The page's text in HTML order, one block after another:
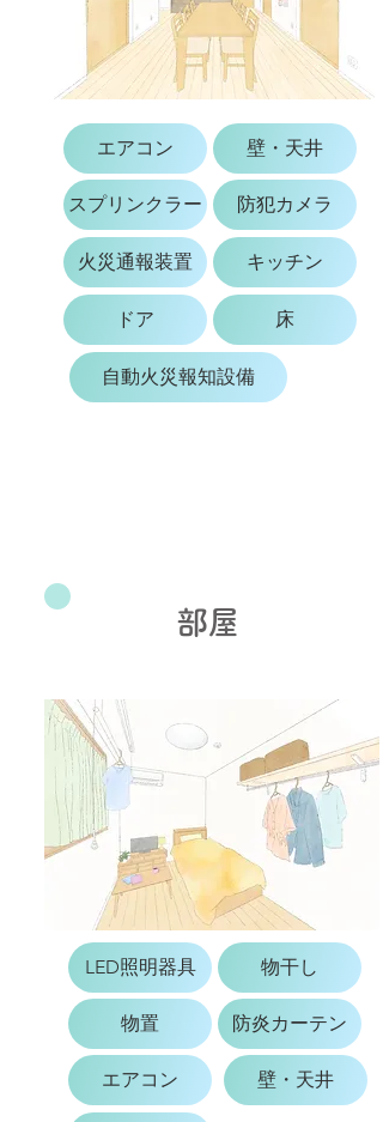
エアコン 壁・天井
スプリンクラー 防犯カメラ
火災通報装置 キッチン
ドア 床
自動火災報知設備
部屋
LED照明器具
物置
エアコン
物干し
防炎カーテン
壁・天井